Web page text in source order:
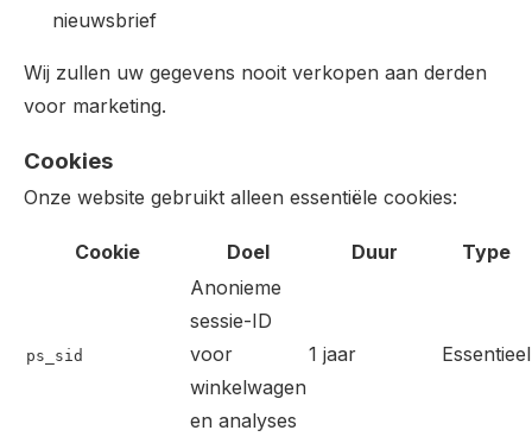
nieuwsbrief
Wij zullen uw gegevens nooit verkopen aan derden
voor marketing.
Cookies
Onze website gebruikt alleen essentiële cookies:
Cookie Doel Duur Type
ps_sid
Anonieme
sessie-ID
voor
winkelwagen
en analyses
1 jaar Essentieel